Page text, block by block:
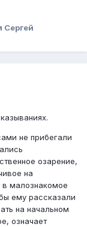
Сергей
не прибегали
озарение,
на
малознакомое
ему рассказали
на начальном
означает